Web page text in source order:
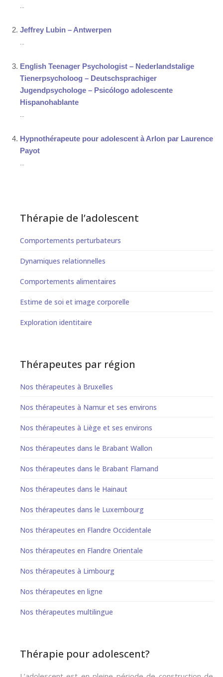
Jeffrey Lubin – Antwerpen
English Teenager Psychologist – Nederlandstalige
Tienerpsycholoog – Deutschsprachiger
Jugendpsychologe – Psicólogo adolescente
Hispanohablante
Hypnothérapeute pour adolescent à Arlon par Laurence
Payot
Thérapie de l’adolescent
Comportements perturbateurs
Dynamiques relationnelles
Comportements alimentaires
Estime de soi et image corporelle
Exploration identitaire
Thérapeutes par région
Nos thérapeutes à Bruxelles
Nos thérapeutes à Namur et ses environs
Nos thérapeutes à Liège et ses environs
Nos thérapeutes dans le Brabant Wallon
Nos thérapeutes dans le Brabant Flamand
Nos thérapeutes dans le Hainaut
Nos thérapeutes dans le Luxembourg
Nos thérapeutes en Flandre Occidentale
Nos thérapeutes en Flandre Orientale
Nos thérapeutes à Limbourg
Nos thérapeutes en ligne
Nos thérapeutes multilingue
Thérapie pour adolescent?